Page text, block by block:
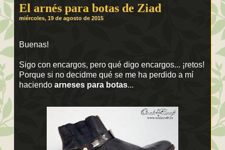
El arnés para botas de Ziad
miércoles, 19 de agosto de 2015
Buenas!
Sigo con encargos, pero qué digo encargos... ¡retos!
Porque si no decidme qué se me ha perdido a mí
haciendo arneses para botas...